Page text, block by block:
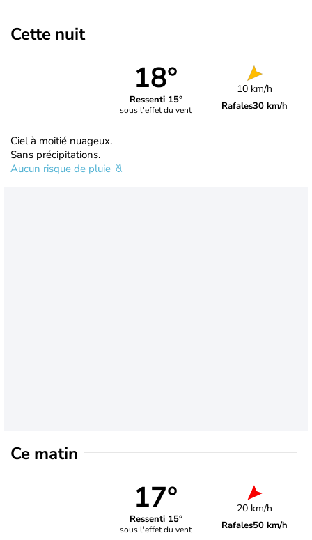
Cette nuit
18°
Ressenti 15°
sous l'effet du vent
10 km/h
Rafales30 km/h
Ciel à moitié nuageux.
Sans précipitations.
Aucun risque de pluie
Ce matin
17°
Ressenti 15°
sous l'effet du vent
20 km/h
Rafales50 km/h